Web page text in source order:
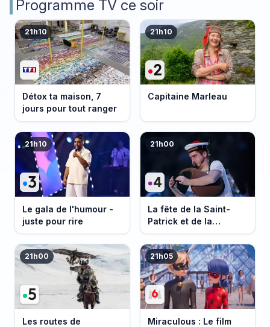
Programme TV ce soir
21h10
Détox ta maison, 7
jours pour tout ranger
21h10
Capitaine Marleau
21h10
Le gala de l'humour -
juste pour rire
21h00
La fête de la Saint-
Patrick et de la
Bretagne
21h00
Les routes de
21h05
Miraculous : Le film